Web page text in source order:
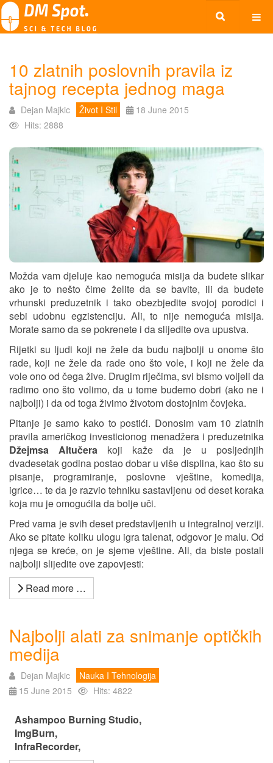
10 zlatnih poslovnih pravila iz
tajnog recepta jednog maga
Dejan Majkic Život I Stil
18 June 2015
Hits: 2888
Možda vam djeluje kao nemoguća misija da budete slikar
ako je to nešto čime želite da se bavite, ili da budete
vrhunski preduzetnik i tako obezbjedite svojoj porodici i
sebi udobnu egzistenciju. Ali, to nije nemoguća misija.
Morate samo da se pokrenete i da slijedite ova upustva.
Rijetki su ljudi koji ne žele da budu najbolji u onome što
rade, koji ne žele da rade ono što vole, i koji ne žele da
vole ono od čega žive. Drugim riječima, svi bismo voljeli da
radimo ono što volimo, da u tome budemo dobri (ako ne i
najbolji) i da od toga živimo životom dostojnim čovjeka.
Pitanje je samo kako to postići. Donosim vam 10 zlatnih
pravila američkog investicionog menadžera i preduzetnika
Džejmsa Altučera koji kaže da je u posljednjih
dvadesetak godina postao dobar u više displina, kao što su
pisanje, programiranje, poslovne vještine, komedija,
igrice… te da je razvio tehniku sastavljenu od deset koraka
koja mu je omogućila da bolje uči.
Pred vama je svih deset predstavljenih u integralnoj verziji.
Ako se pitate koliku ulogu igra talenat, odgovor je malu. Od
njega se kreće, on je sjeme vještine. Ali, da biste postali
najbolji slijedite ove zapovjesti:
Read more …
Najbolji alati za snimanje optičkih
medija
Dejan Majkic
Nauka I Tehnologija
15 June 2015
Hits: 4822
Ashampoo Burning Studio,
ImgBurn,
InfraRecorder,